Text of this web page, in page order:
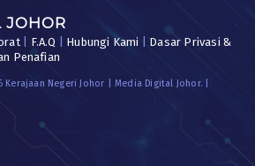
JOHOR
| F.A.Q Hubungi Kami
Dasar Privasi &
Penafian
Negeri Johor | Media Digital Johor. |